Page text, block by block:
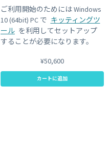
ご利用開始のためには Windows
10 (64bit) PC で キッティングツ
ール を利用してセットアップ
することが必要になります。
¥50,600
カートに追加